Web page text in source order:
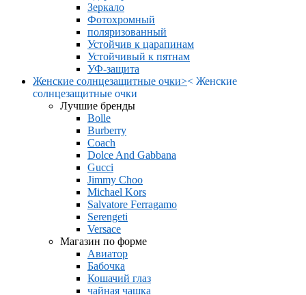
Зеркало
Фотохромный
поляризованный
Устойчив к царапинам
Устойчивый к пятнам
УФ-защита
Женские солнцезащитные очки>< Женские
солнцезащитные очки
Лучшие бренды
Bolle
Burberry
Coach
Dolce And Gabbana
Gucci
Jimmy Choo
Michael Kors
Salvatore Ferragamo
Serengeti
Versace
Магазин по форме
Авиатор
Бабочка
Кошачий глаз
чайная чашка